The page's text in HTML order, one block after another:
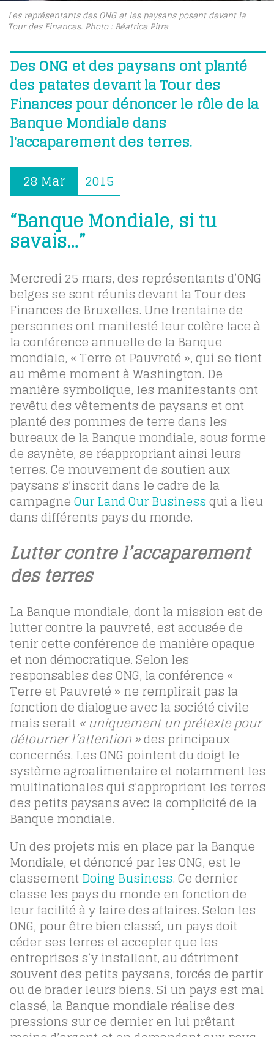
Les représentants des ONG et les paysans posent devant la
Tour des Finances. Photo : Béatrice Pitre
Des ONG et des paysans ont planté
des patates devant la Tour des
Finances pour dénoncer le rôle de la
Banque Mondiale dans
l'accaparement des terres.
28 Mar 2015
“Banque Mondiale, si tu
savais…”
Mercredi 25 mars, des représentants d’ONG
belges se sont réunis devant la Tour des
Finances de Bruxelles. Une trentaine de
personnes ont manifesté leur colère face à
la conférence annuelle de la Banque
mondiale, « Terre et Pauvreté », qui se tient
au même moment à Washington. De
manière symbolique, les manifestants ont
revêtu des vêtements de paysans et ont
planté des pommes de terre dans les
bureaux de la Banque mondiale, sous forme
de saynète, se réappropriant ainsi leurs
terres. Ce mouvement de soutien aux
paysans s’inscrit dans le cadre de la
campagneOur Land Our Businessqui a lieu
dans différents pays du monde.
Lutter contre l’accaparement
des terres
La Banque mondiale, dont la mission est de
lutter contre la pauvreté, est accusée de
tenir cette conférence de manière opaque
et non démocratique. Selon les
responsables des ONG, la conférence «
Terre et Pauvreté » ne remplirait pas la
fonction de dialogue avec la société civile
mais serait « uniquement un prétexte pour
détourner l’attention »des principaux
concernés. Les ONG pointent du doigt le
système agroalimentaire et notamment les
multinationales qui s’approprient les terres
des petits paysans avec la complicité de la
Banque mondiale.
Un des projets mis en place par la Banque
Mondiale, et dénoncé par les ONG, est le
classementDoing Business. Ce dernier
classe les pays du monde en fonction de
leur facilité à y faire des affaires. Selon les
ONG, pour être bien classé, un pays doit
céder ses terres et accepter que les
entreprises s’y installent, au détriment
souvent des petits paysans, forcés de partir
ou de brader leurs biens. Si un pays est mal
classé, la Banque mondiale réalise des
pressions sur ce dernier en lui prêtant